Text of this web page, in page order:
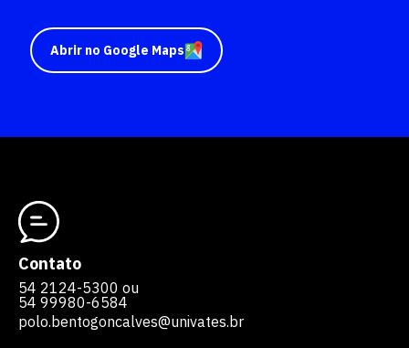
Abrir no Google Maps
Contato
54 2124-5300 ou
54 99980-6584
polo.bentogoncalves@univates.br